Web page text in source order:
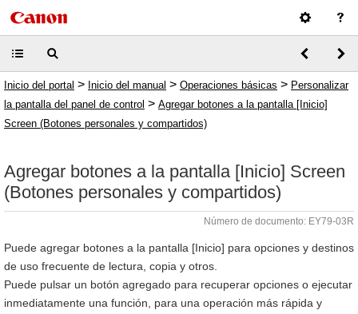
Inicio del portal > Inicio del manual > Operaciones básicas > Personalizar
la pantalla del panel de control > Agregar botones a la pantalla [Inicio]
Screen (Botones personales y compartidos)
Agregar botones a la pantalla [Inicio] Screen
(Botones personales y compartidos)
Número de documento: EY79-03R
Puede agregar botones a la pantalla [Inicio] para opciones y destinos
de uso frecuente de lectura, copia y otros.
Puede pulsar un botón agregado para recuperar opciones o ejecutar
inmediatamente una función, para una operación más rápida y